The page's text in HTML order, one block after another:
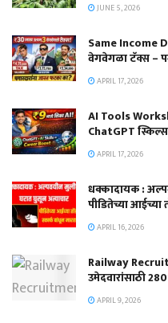
JUNE 5, 2026
Same Income
वेगवेगळा टॅक्स –
APRIL 17, 2026
AI Tools
ChatGPT
APRIL 17, 2026
धक्कादायक :
पीडितेच्या आईच्या
APRIL 16, 2026
Railway
उमेदवारांसाठी
APRIL 9, 2026